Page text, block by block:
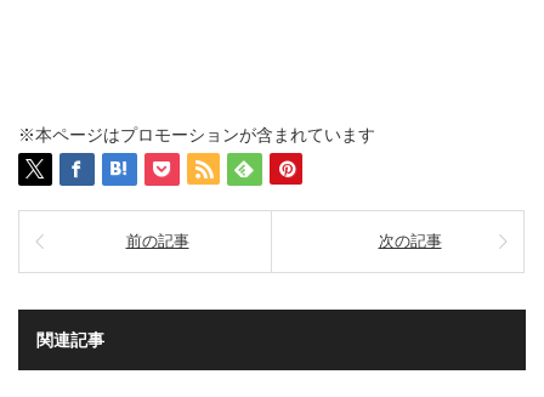
※本ページはプロモーションが含まれています
前の記事 次の記事
関連記事